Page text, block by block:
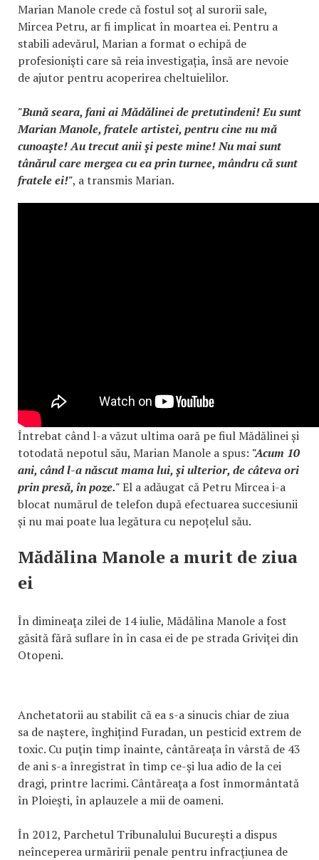
Marian Manole crede că fostul soț al surorii sale,
Mircea Petru, ar fi implicat în moartea ei. Pentru a
stabili adevărul, Marian a format o echipă de
profesionişti care să reia investigația, însă are nevoie
de ajutor pentru acoperirea cheltuielilor.
"Bună seara, fani ai Mădălinei de pretutindeni! Eu sunt
Marian Manole, fratele artistei, pentru cine nu mă
cunoaşte! Au trecut anii şi peste mine! Nu mai sunt
tânărul care mergea cu ea prin turnee, mândru că sunt
fratele ei!", a transmis Marian.
Întrebat când l-a văzut ultima oară pe fiul Mădălinei și
totodată nepotul său, Marian Manole a spus: "Acum 10
ani, când l-a născut mama lui, și ulterior, de câteva ori
prin presă, în poze."El a adăugat că Petru Mircea i-a
blocat numărul de telefon după efectuarea succesiunii
și nu mai poate lua legătura cu nepoțelul său.
Mădălina Manole a murit de ziua
ei
În dimineaţa zilei de 14 iulie, Mădălina Manole a fost
găsită fără suflare în în casa ei de pe strada Griviţei din
Otopeni.
Anchetatorii au stabilit că ea s-a sinucis chiar de ziua
sa de naștere, înghițind Furadan, un pesticid extrem de
toxic. Cu puţin timp înainte, cântăreața în vârstă de 43
de ani s-a înregistrat în timp ce-şi lua adio de la cei
dragi, printre lacrimi. Cântăreaţa a fost înmormântată
în Ploieşti, în aplauzele a mii de oameni.
În 2012, Parchetul Tribunalului Bucureşti a dispus
neînceperea urmăririi penale pentru infracţiunea de